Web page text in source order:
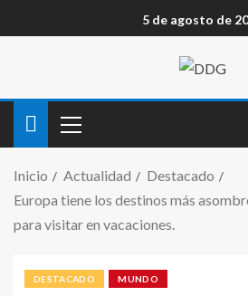
5 de agosto de
Inicio Actualidad
Destacado
Europa tiene los destinos más
para visitar en vacaciones.
DESTACADO MUNDO